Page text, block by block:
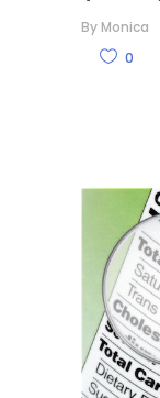
By Monica
0